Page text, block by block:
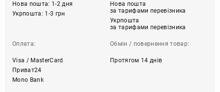
Нова пошта: 1-2 дня
Укрпошта: 1-3 грн
Нова пошта
за тарифами перевізника
Укрпошта
за тарифами перевізника
Оплата:
Visa / MasterCard
Приват24
Mono Bank
Обмін / повернення товар:
Протягом 14 днів